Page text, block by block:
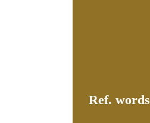
Ref. words